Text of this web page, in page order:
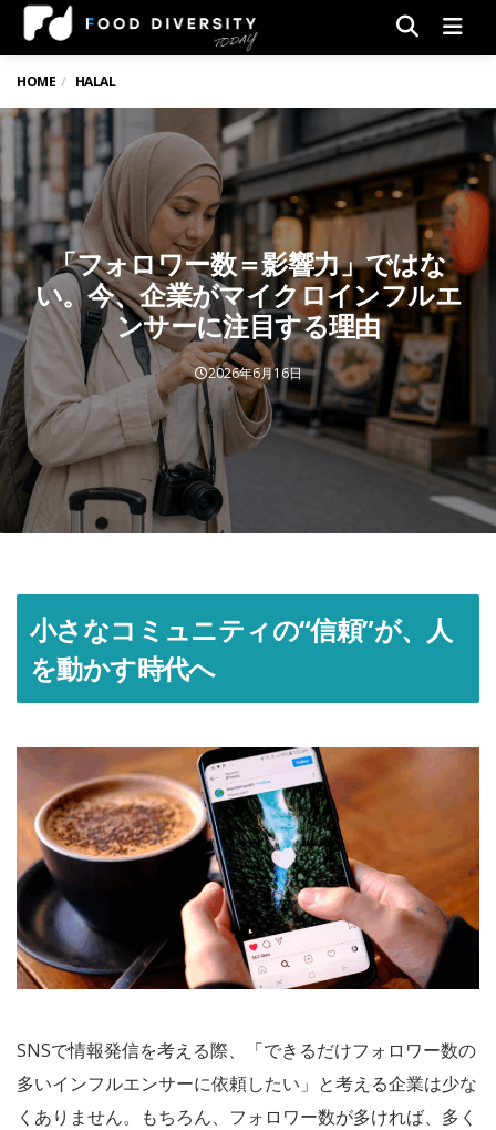
HOME HALAL
「フォロワー数＝影響力」ではな
い。今、企業がマイクロインフルエ
ンサーに注目する理由
2026年6月16日
小さなコミュニティの“信頼”が、人
を動かす時代へ
SNSで情報発信を考える際、「できるだけフォロワー数の
多いインフルエンサーに依頼したい」と考える企業は少な
くありません。もちろん、フォロワー数が多ければ、多く